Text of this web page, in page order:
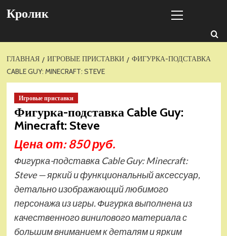
Кролик
меню
ГЛАВНАЯ ИГРОВЫЕ ПРИСТАВКИ
ФИГУРКА-ПОДСТАВКА
CABLE GUY: MINECRAFT: STEVE
Игровые приставки
Фигурка-подставка Cable Guy:
Minecraft: Steve
Цена от: 850 руб.
Фигурка-подставка Cable Guy: Minecraft:
Steve — яркий и функциональный аксессуар,
детально изображающий любимого
персонажа из игры. Фигурка выполнена из
качественного винилового материала с
большим вниманием к деталям и ярким